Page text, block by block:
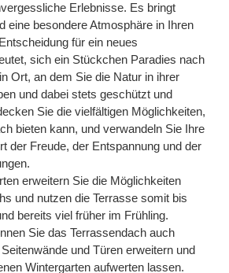
Erlebnisse. Es bringt
eine besondere Atmosphäre in Ihren
für ein neues
sich ein Stückchen Paradies nach
Ort, an dem Sie die Natur in ihrer
und dabei stets geschützt und
Sie die vielfältigen Möglichkeiten,
bieten kann, und verwandeln Sie Ihre
der Freude, der Entspannung und der
erweitern Sie die Möglichkeiten
und nutzen die Terrasse somit bis
bereits viel früher im Frühling.
Sie das Terrassendach auch
und Türen erweitern und
Wintergarten aufwerten lassen.